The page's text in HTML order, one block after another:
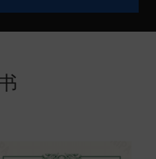
产品特点。目前鲨鱼
、船主、代理商伙伴
家。欢迎有需要的朋